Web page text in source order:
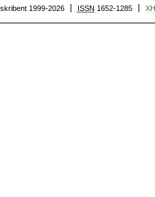
1999-2026 ISSN 1652-1285